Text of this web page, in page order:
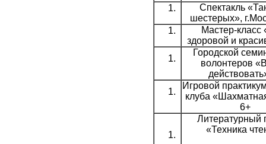
Спектакль
шестерых»,
Мастер-класс
здоровой и
Городской
волонтеров
Игровой
клуба
6+
Литературный
«Техника